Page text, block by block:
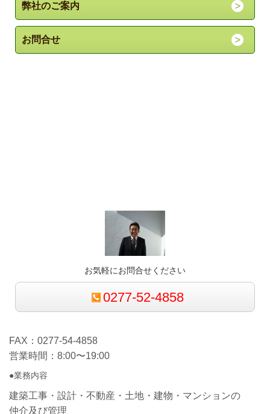
弊社のご案内
お問合せ
お気軽にお問合せください
0277-52-4858
FAX：0277-54-4858
営業時間：8:00〜19:00
●業務内容
建築工事・設計・不動産・土地・建物・マンションの
仲介及び管理